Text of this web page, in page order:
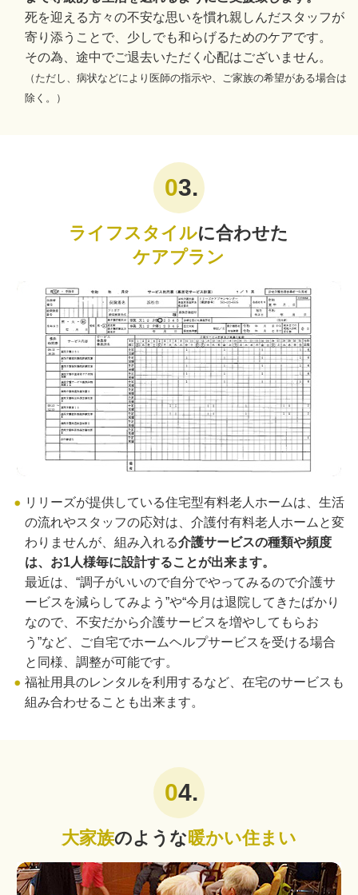
死を迎える方々の不安な思いを慣れ親しんだスタッフが
寄り添うことで、少しでも和らげるためのケアです。
その為、途中でご退去いただく心配はございません。
（ただし、病状などにより医師の指示や、ご家族の希望がある場合は
除く。）
3.
ライフスタイルに合わせた
ケアプラン
リリーズが提供している住宅型有料老人ホームは、生活
の流れやスタッフの応対は、介護付有料老人ホームと変
わりませんが、組み入れる介護サービスの種類や頻度
は、お1人様毎に設計することが出来ます。
最近は、“調子がいいので自分でやってみるので介護サ
ービスを減らしてみよう”や“今月は退院してきたばかり
なので、不安だから介護サービスを増やしてもらお
う”など、ご自宅でホームヘルプサービスを受ける場合
と同様、調整が可能です。
福祉用具のレンタルを利用するなど、在宅のサービスも
組み合わせることも出来ます。
4.
大家族のような暖かい住まい